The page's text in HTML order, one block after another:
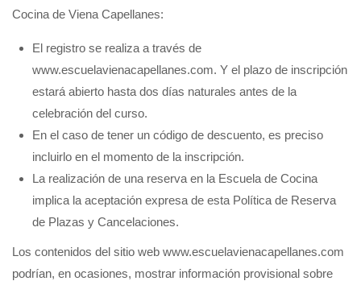
Cocina de Viena Capellanes:
El registro se realiza a través de
www.escuelavienacapellanes.com. Y el plazo de inscripción
estará abierto hasta dos días naturales antes de la
celebración del curso.
En el caso de tener un código de descuento, es preciso
incluirlo en el momento de la inscripción.
La realización de una reserva en la Escuela de Cocina
implica la aceptación expresa de esta Política de Reserva
de Plazas y Cancelaciones.
Los contenidos del sitio web www.escuelavienacapellanes.com
podrían, en ocasiones, mostrar información provisional sobre